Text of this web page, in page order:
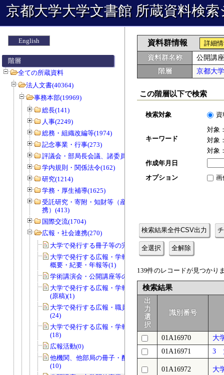
京都大学大学文書館 所蔵資料検
English
階層
全ての所蔵資料
法人文書(40364)
事務本部(19969)
総長(141)
人事(2249)
総務・組織改編等(1974)
記念事業・行事(273)
評議会・部局長会議、諸委員会等(1466)
学内規則・関係法令(162)
研究(1214)
学務・厚生補導(1625)
受託研究・寄附・知財等（産官学連
携）(413)
国際交流(1704)
広報・社会連携(270)
大学で発行する冊子等の完成品(17)
大学で発行する広報・学報・職員録・
概要・紀要・年報等(1)
学術講演会・公開講座等の実施(15)
大学で発行する広報・学報・職員録等
(原稿)(1)
大学で発行する広報・職員録等(原稿)
(24)
大学で発行する広報・学報・職員録等
(18)
広報活動(0)
他機関、他部局の冊子・配布物(完成品)
(10)
資料群情報
詳細
資料群名称
公開講
階層
京都大
この階層以下で検索
検索対象 資
キーワード
対象
対象
対象
作成年月日
オプション
画
検索結果全件CSV出力
全選択 全解除
139件のレコードが見つかり
検索結果
出
力
選
択
識別番号
01A16970
大
01A16971
3
01A16972 大